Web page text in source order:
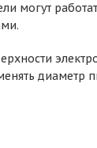
могут
диаметр